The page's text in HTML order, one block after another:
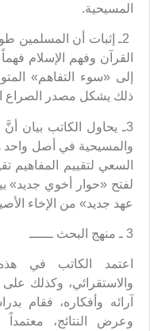
المسيحية.
2ـ إثبات أن المسلمين
القرآن وفهم الإسلام
إلى «سوء التفاهم»
ذلك يشكل مصدر الصراع
3ـ يحاول الكاتب بيان أنَّ
والمسيحية في أصل واحد
السعي لتقييم المفاهيم
لفتح «حوار أخوي جديد»
عهد جديد» من الإخاء
3 ـ منهج البحث ــــــ
اعتمد الكاتب في
والاستقرائي، وكذلك على
آرائه وأفكاره، فقام
وعرض النتائج،